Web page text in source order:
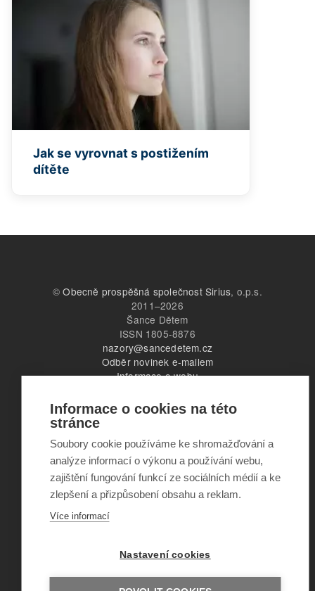
Jak se vyrovnat s postižením
dítěte
©Obecně prospěšná společnost Sirius, o.p.s.
2011–2026
Šance Dětem
ISSN 1805-8876
nazory@sancedetem.cz
Odběr novinek e-mailem
Informace o webu
Informace o cookies na této
stránce
Soubory cookie používáme ke shromažďování a
analýze informací o výkonu a používání webu,
zajištění fungování funkcí ze sociálních médií a ke
zlepšení a přizpůsobení obsahu a reklam.
Více informací
Nastavení cookies